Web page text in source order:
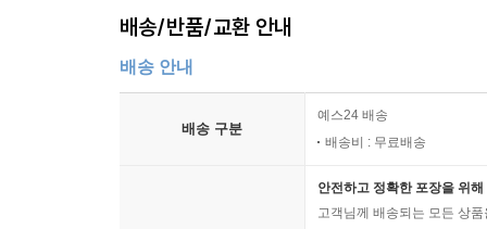
배송/반품/교환 안내
배송 안내
배송 구분
예스24 배송
배송비 : 무료배송
안전하고 정확한 포장을 위
고객님께 배송되는 모든 상